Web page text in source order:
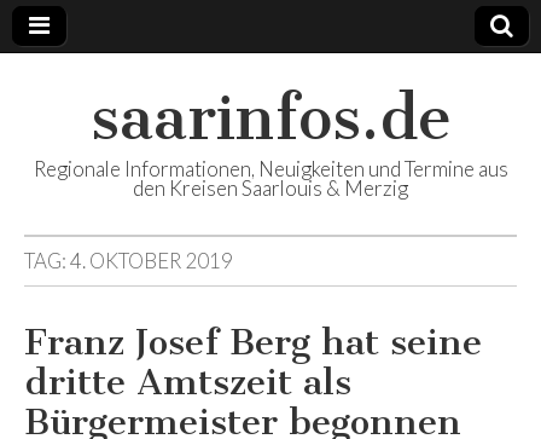
saarinfos.de
Regionale Informationen, Neuigkeiten und Termine aus
den Kreisen Saarlouis & Merzig
TAG:4. OKTOBER 2019
Franz Josef Berg hat seine
dritte Amtszeit als
Bürgermeister begonnen